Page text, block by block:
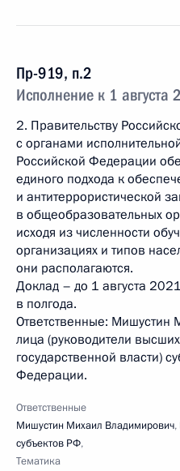
Пр-919, п.2
Исполнение к 1 августа
2. Правительству
с органами
Российской Федерации
единого подхода к
и антитеррористической
в общеобразовательных
исходя из численности
организациях и типов
они располагаются.
Доклад – до 1 августа
в полгода.
Ответственные:
лица (руководители
государственной власти)
Федерации.
Ответственные
Мишустин Михаил Владимирович,
субъектов РФ,
Тематика